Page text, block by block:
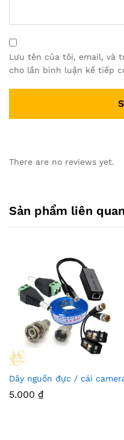
Lưu tên của tôi, email, và
cho lần bình luận kế tiếp
There are no reviews yet.
Sản phẩm liên quan
Dây nguồn đực / cái
5.000 ₫